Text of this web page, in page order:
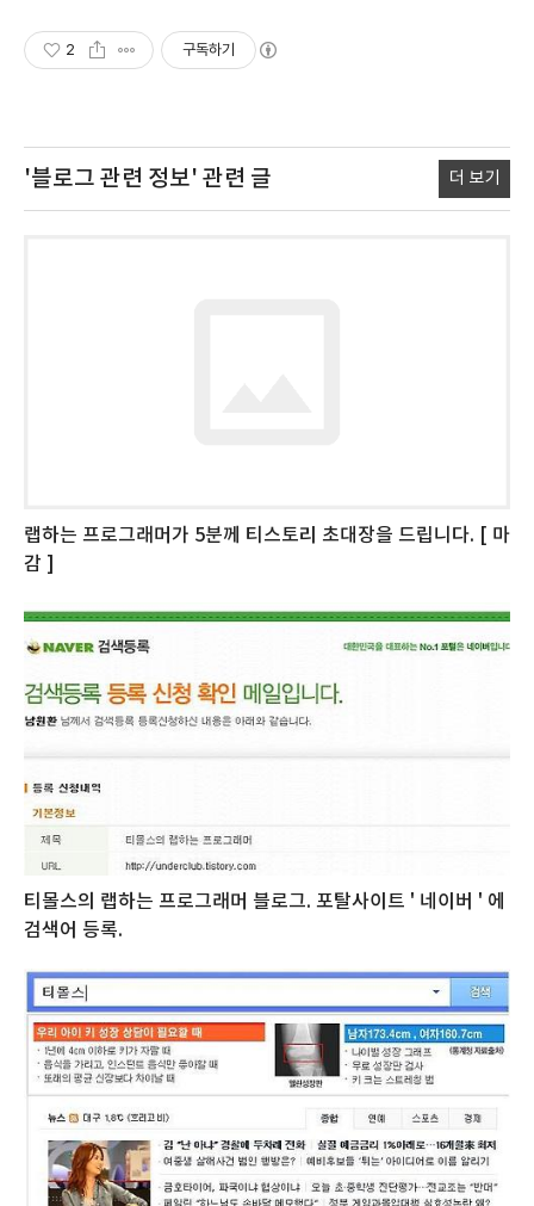
2 구독하기
'블로그 관련 정보' 관련 글 더 보기
랩하는 프로그래머가 5분께 티스토리 초대장을 드립니다. [ 마
감 ]
티몰스의 랩하는 프로그래머 블로그. 포탈사이트 ' 네이버 ' 에
검색어 등록.